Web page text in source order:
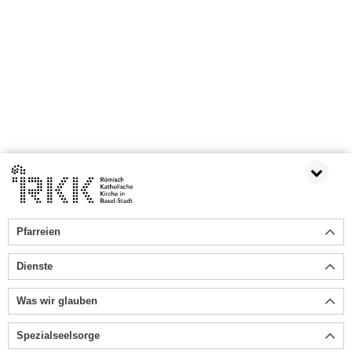
Pfarreien
Dienste
Was wir glauben
Spezialseelsorge